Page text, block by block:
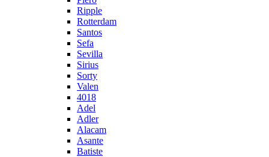
Ripple
Rotterdam
Santos
Sefa
Sevilla
Sirius
Sorty
Valen
4018
Adel
Adler
Alacam
Asante
Batiste